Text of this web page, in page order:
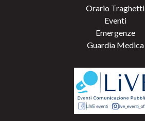
Orario Traghetti
Eventi
Emergenze
Guardia Medica